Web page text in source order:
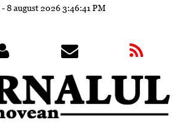
- 8 august 20263:46:44 PM